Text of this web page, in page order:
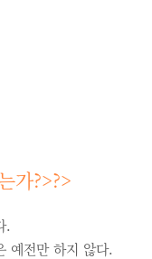
가?>?>
.
예전만 하지 않다.